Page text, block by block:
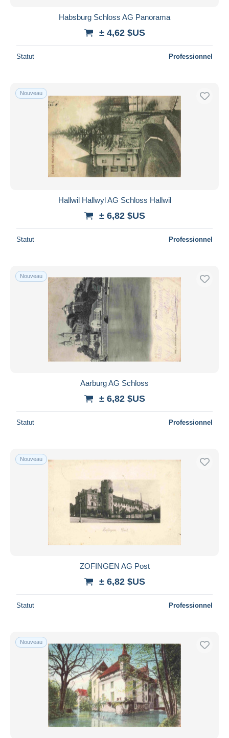
Habsburg Schloss AG Panorama
± 4,62 $US
Statut Professionnel
Nouveau
Hallwil Hallwyl AG Schloss Hallwil
± 6,82 $US
Statut Professionnel
Nouveau
Aarburg AG Schloss
± 6,82 $US
Statut Professionnel
Nouveau
ZOFINGEN AG Post
± 6,82 $US
Statut Professionnel
Nouveau